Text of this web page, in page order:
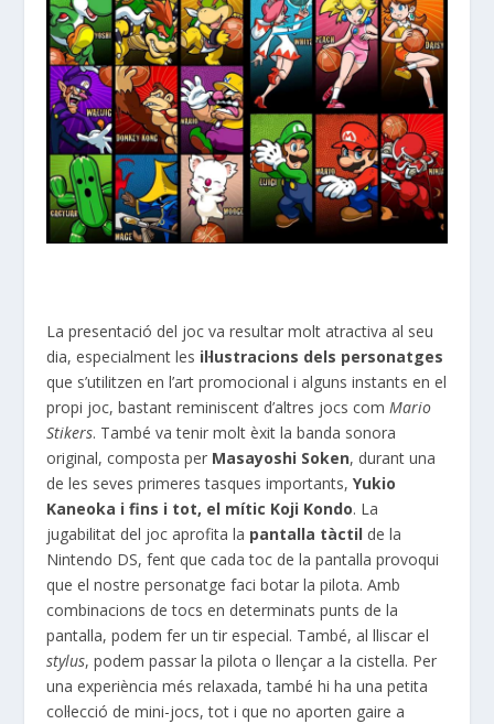
La presentació del joc va resultar molt atractiva al seu
dia, especialment les il·lustracions dels personatges
que s’utilitzen en l’art promocional i alguns instants en el
propi joc, bastant reminiscent d’altres jocs comMario
Stikers. També va tenir molt èxit la banda sonora
original, composta per Masayoshi Soken, durant una
de les seves primeres tasques importants,Yukio
Kaneoka i fins i tot, el mític Koji Kondo. La
jugabilitat del joc aprofita la pantalla tàctil de la
Nintendo DS, fent que cada toc de la pantalla provoqui
que el nostre personatge faci botar la pilota. Amb
combinacions de tocs en determinats punts de la
pantalla, podem fer un tir especial. També, al lliscar el
stylus, podem passar la pilota o llençar a la cistella. Per
una experiència més relaxada, també hi ha una petita
col·lecció de mini-jocs, tot i que no aporten gaire a